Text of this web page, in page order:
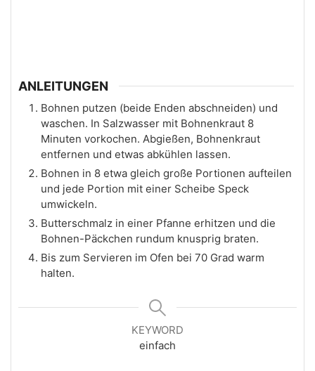
ANLEITUNGEN
Bohnen putzen (beide Enden abschneiden) und
waschen. In Salzwasser mit Bohnenkraut 8
Minuten vorkochen. Abgießen, Bohnenkraut
entfernen und etwas abkühlen lassen.
Bohnen in 8 etwa gleich große Portionen aufteilen
und jede Portion mit einer Scheibe Speck
umwickeln.
Butterschmalz in einer Pfanne erhitzen und die
Bohnen-Päckchen rundum knusprig braten.
Bis zum Servieren im Ofen bei 70 Grad warm
halten.
KEYWORD
einfach